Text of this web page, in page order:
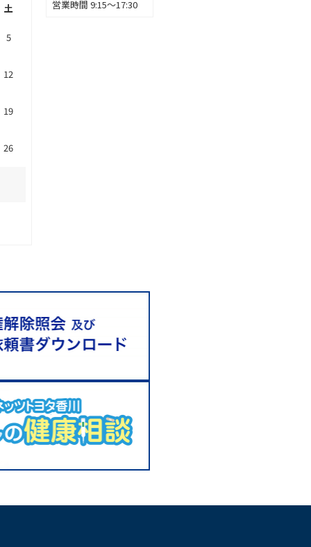
営業時間 9:15～17:30
土
5
12
19
26